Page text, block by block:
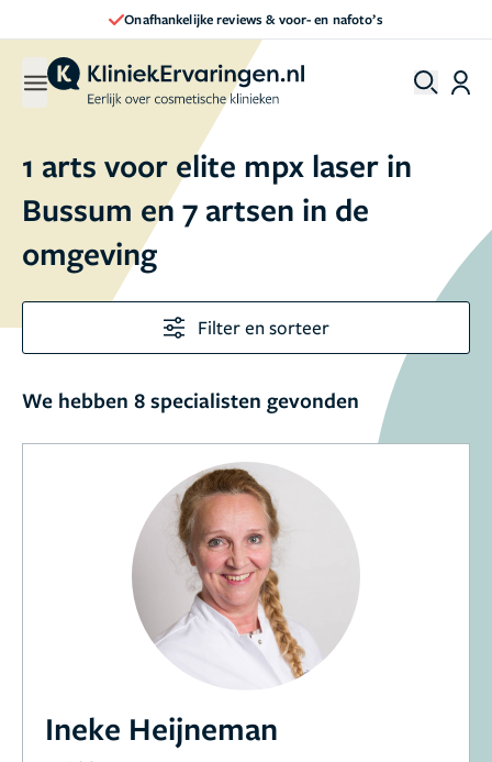
Onafhankelijke reviews & voor- en nafoto’s
1 arts voor elite mpx laser in
Bussum en 7 artsen in de
omgeving
Filter en sorteer
We hebben 8 specialisten gevonden
Ineke Heijneman